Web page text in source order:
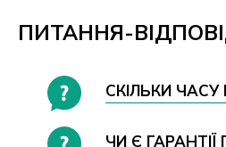
ПИТАННЯ-
СКІЛЬКИ ЧАСУ
ЧИ Є ГАРАНТІЇ